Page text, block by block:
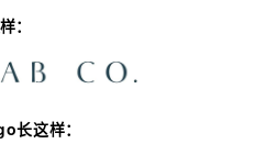
：
长这样：